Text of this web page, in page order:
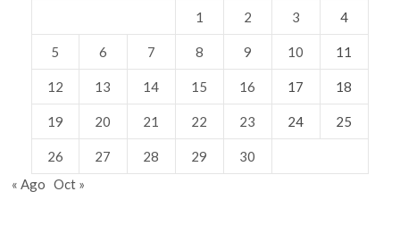
1 2 3 4
5 6 7 8 9 10 11
12 13 14 15 16 17 18
19 20 21 22 23 24 25
26 27 28 29
30
« Ago Oct »